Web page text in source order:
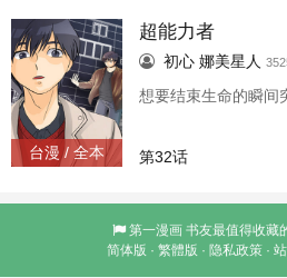
台漫 / 全本
超能力者
初心 娜美星人
想要结束生命的瞬间
第32话
第一漫画 书友最值得收藏
简体版 · 繁體版 · 隐私政策 ·